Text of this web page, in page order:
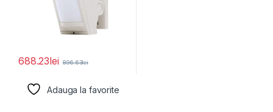
688.23lei 896.63lei
Adauga la favorite